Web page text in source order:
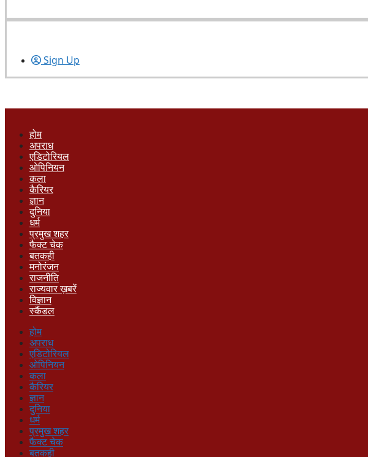
Sign Up
होम
अपराध
एडिटोरियल
ओपिनियन
कला
कैरियर
ज्ञान
दुनिया
धर्म
प्रमुख शहर
फैक्ट चेक
बतकही
मनोरंजन
राजनीति
राज्यवार ख़बरें
विज्ञान
स्कैंडल
होम
अपराध
एडिटोरियल
ओपिनियन
कला
कैरियर
ज्ञान
दुनिया
धर्म
प्रमुख शहर
फैक्ट चेक
बतकही